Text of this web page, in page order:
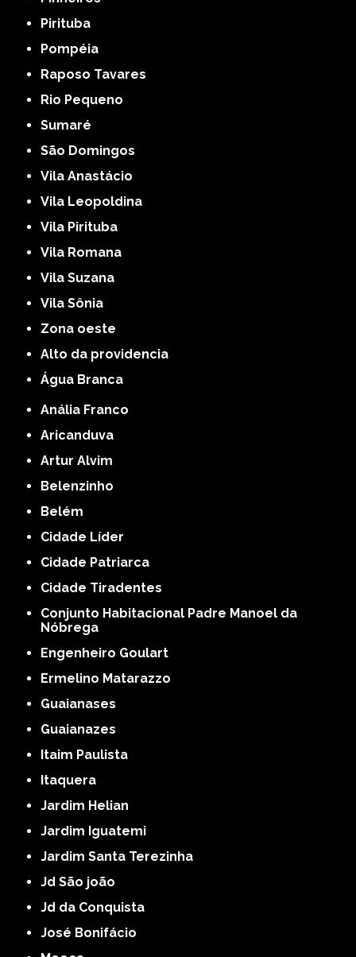
Pirituba
Pompéia
Raposo Tavares
Rio Pequeno
Sumaré
São Domingos
Vila Anastácio
Vila Leopoldina
Vila Pirituba
Vila Romana
Vila Suzana
Vila Sônia
Zona oeste
alto da providencia
Água Branca
Anália Franco
Aricanduva
Artur Alvim
Belenzinho
Belém
Cidade Líder
Cidade Patriarca
Cidade Tiradentes
Conjunto Habitacional Padre Manoel da
Nóbrega
Engenheiro Goulart
Ermelino Matarazzo
Guaianases
Guaianazes
Itaim Paulista
Itaquera
Jardim Helian
Jardim Iguatemi
Jardim Santa Terezinha
Jd São joão
Jd da Conquista
José Bonifácio